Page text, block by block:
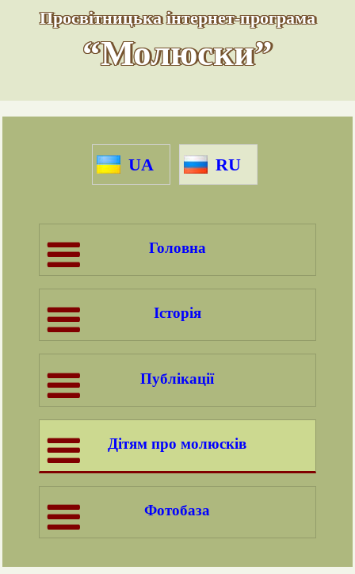
Просвітницька інтернет-програма
“Молюски”
UA RU
Головна
Історія
Публікації
Дітям про молюсків
Фотобаза